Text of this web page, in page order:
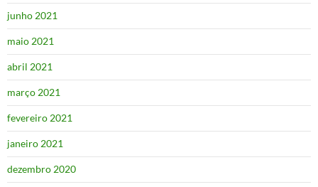
junho 2021
maio 2021
abril 2021
março 2021
fevereiro 2021
janeiro 2021
dezembro 2020